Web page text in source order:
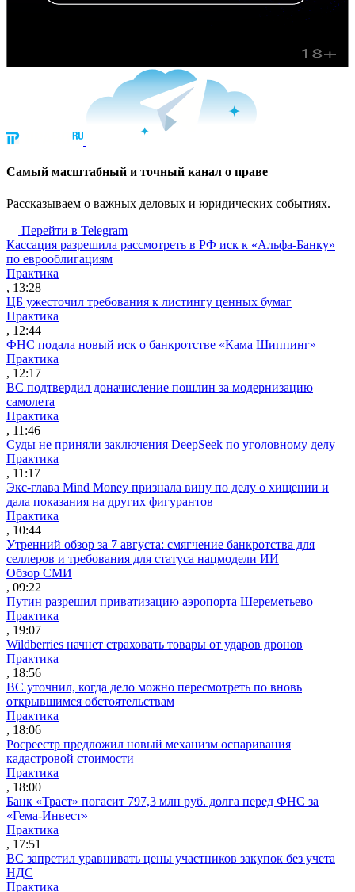
Cамый масштабный и точный канал о праве
Рассказываем о важных деловых и юридических событиях.
Перейти в Telegram
Кассация разрешила рассмотреть в РФ иск к «Альфа-Банку»
по еврооблигациям
Практика
, 13:28
ЦБ ужесточил требования к листингу ценных бумаг
Практика
, 12:44
ФНС подала новый иск о банкротстве «Кама Шиппинг»
Практика
, 12:17
ВС подтвердил доначисление пошлин за модернизацию
самолета
Практика
, 11:46
Суды не приняли заключения DeepSeek по уголовному делу
Практика
, 11:17
Экс-глава Mind Money признала вину по делу о хищении и
дала показания на других фигурантов
Практика
, 10:44
Утренний обзор за 7 августа: смягчение банкротства для
селлеров и требования для статуса нацмодели ИИ
Обзор СМИ
, 09:22
Путин разрешил приватизацию аэропорта Шереметьево
Практика
, 19:07
Wildberries начнет страховать товары от ударов дронов
Практика
, 18:56
ВС уточнил, когда дело можно пересмотреть по вновь
открывшимся обстоятельствам
Практика
, 18:06
Росреестр предложил новый механизм оспаривания
кадастровой стоимости
Практика
, 18:00
Банк «Траст» погасит 797,3 млн руб. долга перед ФНС за
«Гема-Инвест»
Практика
, 17:51
ВС запретил уравнивать цены участников закупок без учета
НДС
Практика